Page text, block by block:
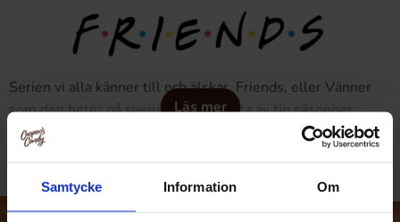
Samtycke Information Om
Läs mer
Serien vi alla känner till och älskar, Friends, eller Vänner
som den heter på svenska. Den första av tio säsonger
sändes i september 1994 och tog därefter hela världen
med storm. Det finns nog få TV-serier som kan leva upp till
produkter som gör fikat lite trevligare och godare.